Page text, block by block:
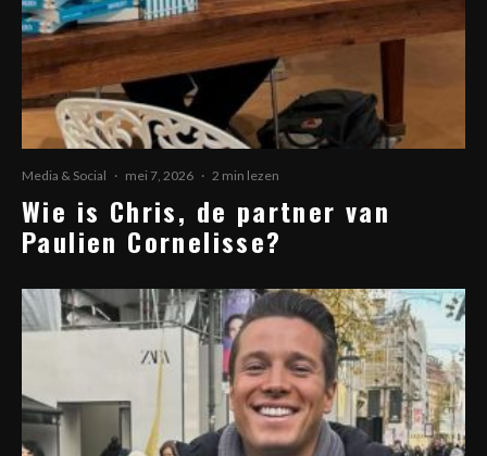
Media & Social · mei 7, 2026 · 2 min lezen
Wie is Chris, de partner van
Paulien Cornelisse?